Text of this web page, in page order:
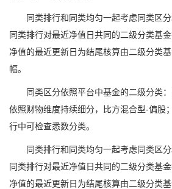
同类排行和同类均匀一起考虑同类区分
同类排行对最近净值日共同的二级分类基
净值的最近更新日为结尾核算由二级分类
幅。
同类区分依照平台中基金的二级分类：
依照财物维度持续细分，比方混合型-偏股
行中可检查悉数分类。
同类排行和同类均匀一起考虑同类区分
同类排行对最近净值日共同的二级分类基
净值的最近更新日为结尾核算由二级分类